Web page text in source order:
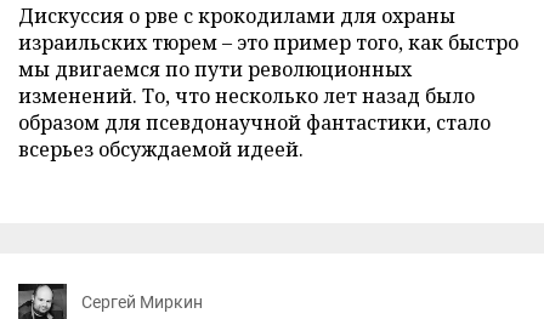
Дискуссия о рве с крокодилами для охраны
израильских тюрем – это пример того, как быстро
мы двигаемся по пути революционных
изменений. То, что несколько лет назад было
образом для псевдонаучной фантастики, стало
всерьез обсуждаемой идеей.
Сергей Миркин